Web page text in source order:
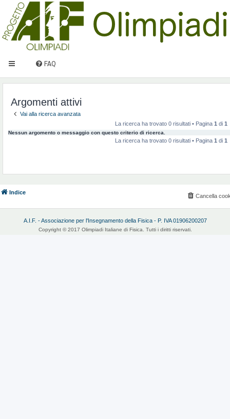
FAQ
Argomenti attivi
Vai alla ricerca avanzata
La ricerca ha trovato 0 risultati • Pagina 1 di 1
Nessun argomento o messaggio con questo criterio di ricerca.
La ricerca ha trovato 0 risultati • Pagina 1 di 1
Indice
Cancella
A.I.F. - Associazione per l'Insegnamento della Fisica - P. IVA 01906200207
Copyright © 2017 Olimpiadi Italiane di Fisica. Tutti i diritti riservati.